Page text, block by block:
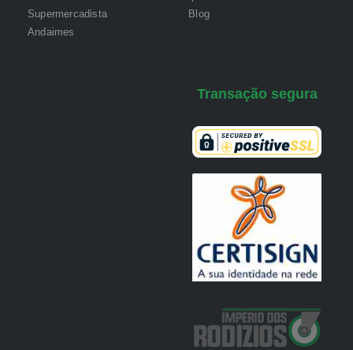
Supermercadista
Andaimes
Blog
Transação segura